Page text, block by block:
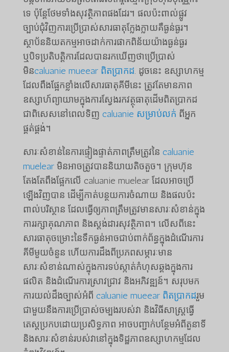
ទេ ប៉ុន្តែថែមទាំងសុវត្ថិភាពផងដែរ។ ផលប៉ះពាល់ផ្លូវ
ច្បាប់ជុំវិញការប្រើប្រាស់សារធាតុក្លែងក្លាយគឺធ្ងន់ធ្ងរ។
ស្ថាប័ននិយតកម្មអាចដាក់ការផាកពិន័យយ៉ាងធ្ងន់ធ្ងរ
ឬបិទប្រតិបត្តិការដែលបានរកឃើញថាប្រើប្រាស់
មិនcaluanie mueear ពិតប្រាកដ. ដូចនេះ ឧស្សាហកម្ម
ដែលពឹងផ្អែកខ្លាំងលើសារធាតុគីមីនេះ ត្រូវតែមានភាព
ឧស្សាហ៍ព្យាយាមក្នុងការស្វែងរកវត្ថុធាតុដើមពិតប្រាកដ
ជាពិសេសនៅពេលទិញ caluanie សម្រាប់លក់ ពីអ្នក
ផ្គត់ផ្គង់។
សារៈសំខាន់នៃការផ្ទៀងផ្ទាត់ភាពត្រឹមត្រូវនៃ caluanie
muelearមិន​អាច​ត្រូវ​បាន​និយាយ​តិច​តួច​។ ក្រុមហ៊ុន
តែងតែពឹងផ្អែកលើ caluanie muelear ដែលអាចប្រើ
ឡើងវិញបាន ដើម្បីកាត់បន្ថយការចំណាយ និងផលប៉ះ
ពាល់បរិស្ថាន ដែលធ្វើឲ្យភាពត្រឹមត្រូវមានសារៈសំខាន់ក្នុង
ការរក្សាគុណភាព និងស្តង់ដារសុវត្ថិភាព។ លើសពីនេះ
សារធាតុចម្រោះនៃទឹកធ្ងន់អាចជាប់ពាក់ព័ន្ធក្នុងដំណើរការ
គីមីមួយចំនួន ហើយការដឹងពីប្រភពសម្ភារៈមាន
សារៈសំខាន់ណាស់ក្នុងការទប់ស្កាត់កំហុសឆ្គងក្នុងការ
ផលិត និងដំណើរការស្រាវជ្រាវ និងអភិវឌ្ឍន៍។ សរុបមក
ការយល់ដឹងច្បាស់អំពី caluanie mueear ពិតប្រាកដរួម
ជាមួយនឹងការប្រើប្រាស់ចម្បងរបស់វា និងវិធីសាស្ត្រធ្វើ
តេស្តប្រកបដោយប្រសិទ្ធភាព អាចបញ្ជាក់បន្ថែមអំពីតួនាទី
និងសារៈសំខាន់របស់វានៅក្នុងទិដ្ឋភាពឧស្សាហកម្មដែល